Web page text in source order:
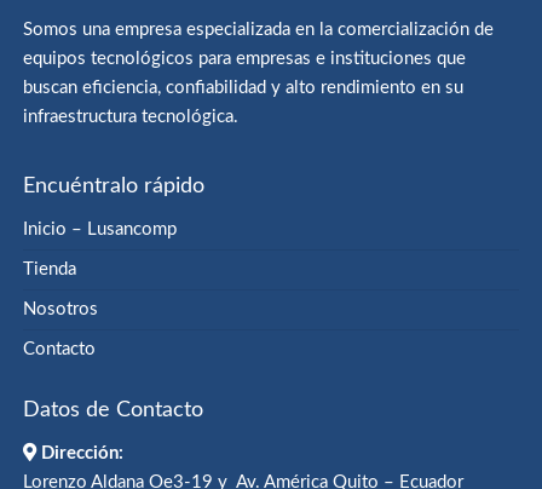
Somos una empresa especializada en la comercialización de
equipos tecnológicos para empresas e instituciones que
buscan eficiencia, confiabilidad y alto rendimiento en su
infraestructura tecnológica.
Encuéntralo rápido
Inicio – Lusancomp
Tienda
Nosotros
Contacto
Datos de Contacto
Dirección:
Lorenzo Aldana Oe3-19 y Av. América Quito – Ecuador